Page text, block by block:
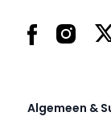
Facebook X
Algemeen &